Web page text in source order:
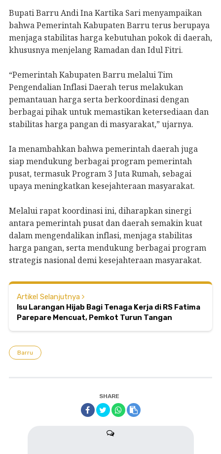
Bupati Barru Andi Ina Kartika Sari menyampaikan
bahwa Pemerintah Kabupaten Barru terus berupaya
menjaga stabilitas harga kebutuhan pokok di daerah,
khususnya menjelang Ramadan dan Idul Fitri.
“Pemerintah Kabupaten Barru melalui Tim
Pengendalian Inflasi Daerah terus melakukan
pemantauan harga serta berkoordinasi dengan
berbagai pihak untuk memastikan ketersediaan dan
stabilitas harga pangan di masyarakat,” ujarnya.
Ia menambahkan bahwa pemerintah daerah juga
siap mendukung berbagai program pemerintah
pusat, termasuk Program 3 Juta Rumah, sebagai
upaya meningkatkan kesejahteraan masyarakat.
Melalui rapat koordinasi ini, diharapkan sinergi
antara pemerintah pusat dan daerah semakin kuat
dalam mengendalikan inflasi, menjaga stabilitas
harga pangan, serta mendukung berbagai program
strategis nasional demi kesejahteraan masyarakat.
Artikel Selanjutnya
Isu Larangan Hijab Bagi Tenaga Kerja di RS Fatima
Parepare Mencuat, Pemkot Turun Tangan
Barru
SHARE